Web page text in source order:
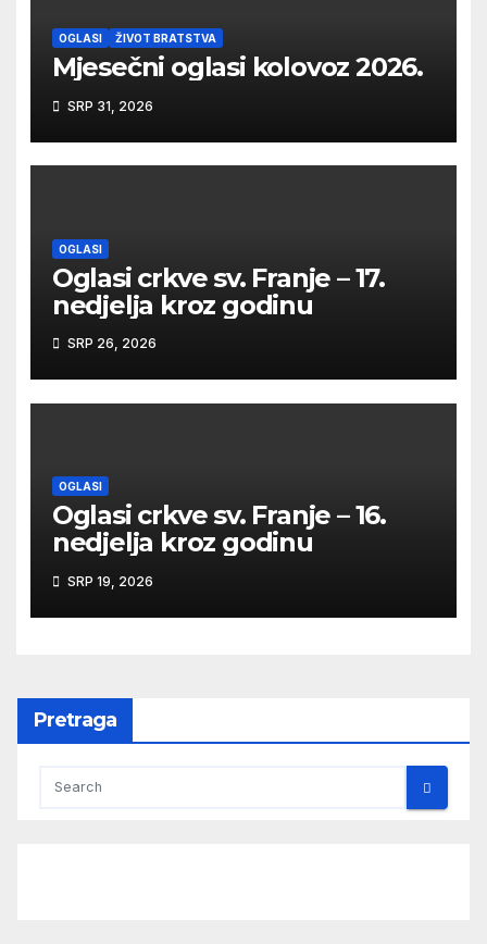
OGLASI ŽIVOT BRATSTVA
Mjesečni oglasi kolovoz 2026.
SRP 31, 2026
OGLASI
Oglasi crkve sv. Franje – 17.
nedjelja kroz godinu
SRP 26, 2026
OGLASI
Oglasi crkve sv. Franje – 16.
nedjelja kroz godinu
SRP 19, 2026
Pretraga